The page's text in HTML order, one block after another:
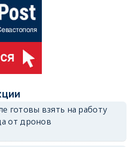
готовы взять на работу
от дронов